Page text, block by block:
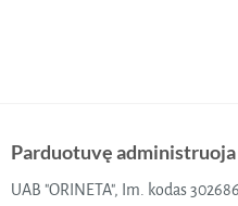
Parduotuvę administruoja
UAB "ORINETA", Im. kodas